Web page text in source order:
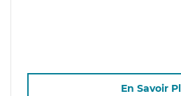
En Savoir